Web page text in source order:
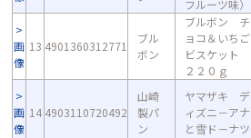
フルーツ味）
画
像
13 4901360312771
ブル
ボン
ブルボン チ
ョコ＆いちご
ビスケット
２２０ｇ
画
像
14 4903110720492
山崎
製パ
ン
ヤマザキ デ
ィズニ－アナ
と雪ド－ナツ